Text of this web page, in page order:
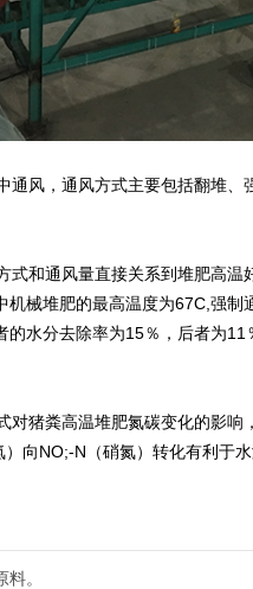
通风，通风方式主要包括翻堆
和通风量直接关系到堆肥高温
械堆肥的最高温度为67C,强
的水分去除率为15％，后者为
对猪粪高温堆肥氮碳变化的影
向NO;-N（硝氮）转化有利于
。